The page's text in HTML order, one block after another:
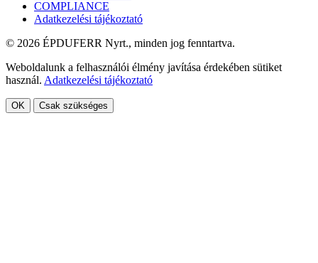
COMPLIANCE
Adatkezelési tájékoztató
© 2026 ÉPDUFERR Nyrt., minden jog fenntartva.
Weboldalunk a felhasználói élmény javítása érdekében sütiket
használ. Adatkezelési tájékoztató
OK Csak szükséges